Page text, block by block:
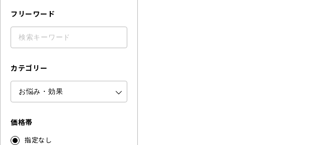
フリーワード
カテゴリー
価格帯
指定なし